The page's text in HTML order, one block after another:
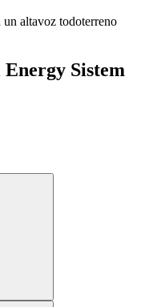
altavoz todoterreno
Sistem